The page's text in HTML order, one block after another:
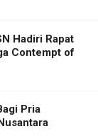
Hadiri Rapat
Contempt of
Pria